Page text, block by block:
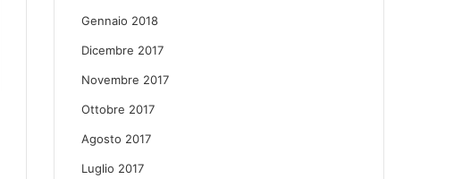
Gennaio 2018
Dicembre 2017
Novembre 2017
Ottobre 2017
Agosto 2017
Luglio 2017